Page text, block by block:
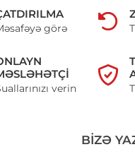
görə
verin
BIZƏ